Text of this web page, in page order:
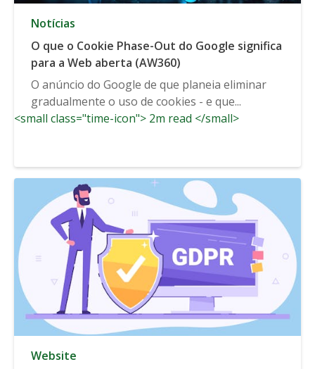
Notícias
O que o Cookie Phase-Out do Google significa
para a Web aberta (AW360)
O anúncio do Google de que planeia eliminar
gradualmente o uso de cookies - e que...
<small class="time-icon"> 2m read </small>
Website